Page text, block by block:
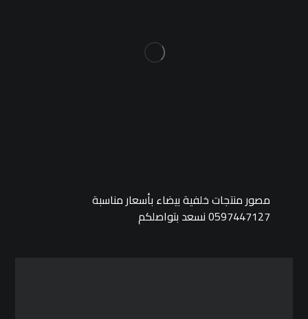
مصور منتجات خلفية بيضاء بأسعار مناسبة
0597447127 نسعد بتواصلكم